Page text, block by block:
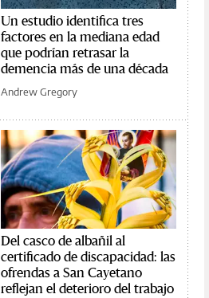
Un estudio identifica tres
factores en la mediana edad
que podrían retrasar la
demencia más de una década
Andrew Gregory
Del casco de albañil al
certificado de discapacidad: las
ofrendas a San Cayetano
reflejan el deterioro del trabajo